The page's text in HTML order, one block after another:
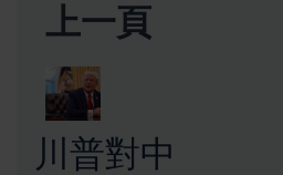
上一頁
川普對中